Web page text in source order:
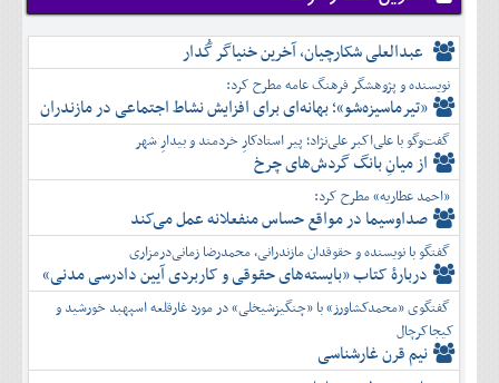
اسفند
دی
بهمن
اسفند
آذر
دی
بهمن
اسفند
مهر
آبان
آذر
دی
بهمن
اسفند
عبدالعلی شکارچیان، آخرین خنیاگر گُدار
نویسنده و پژوهشگر فرهنگ عامه مطرح کرد:
«تیرماسیزه‌شو»؛ بهانه‌ای برای افزایش نشاط اجتماعی در مازندران
گفت‌وگو با علی‌اکبر علی‌نژاد؛ پیر استادکارِ خردمند و بیدارِ شهر
از میانِ بانگ گردش‌های چرخ
«احمد عطاریه» مطرح کرد:
صداوسیما در مواقع حساس منفعلانه عمل می‌کند
گفتگو با نویسنده و حقوقدان مازندرانی، محمدرضا زمانی‌درمزاری
دربارۀ کتاب ”بایسته‌های حقوقی و کاربردی آیین دادرسی مدنی»
گفتگوی «محمدکشاورز» با «چنگیزشیخلی» در مورد غارقلعه اسپهبد خورشید و
کیجاکرچال
نیم قرن غارشناسی